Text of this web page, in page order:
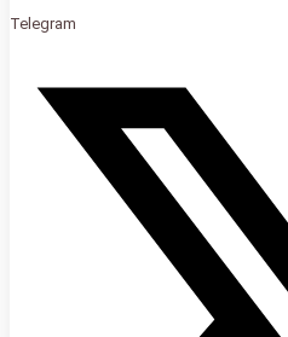
Telegram